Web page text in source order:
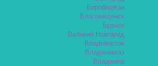
Биробиджан
Благовещенск
Брянск
Великий Новгород
Владивосток
Владикавказ
Владимир